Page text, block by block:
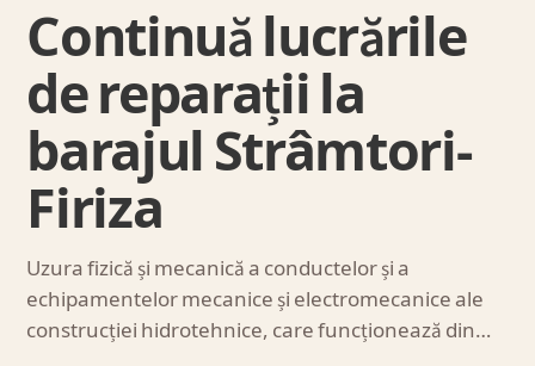
Continuă lucrările
de reparații la
barajul Strâmtori-
Firiza
Uzura fizică și mecanică a conductelor și a
echipamentelor mecanice și electromecanice ale
construcției hidrotehnice, care funcționează din…